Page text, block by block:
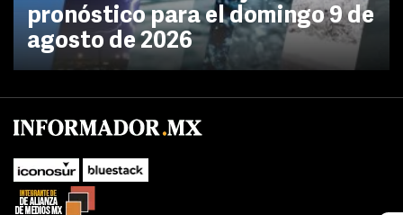
pronóstico para el domingo 9 de
agosto de 2026